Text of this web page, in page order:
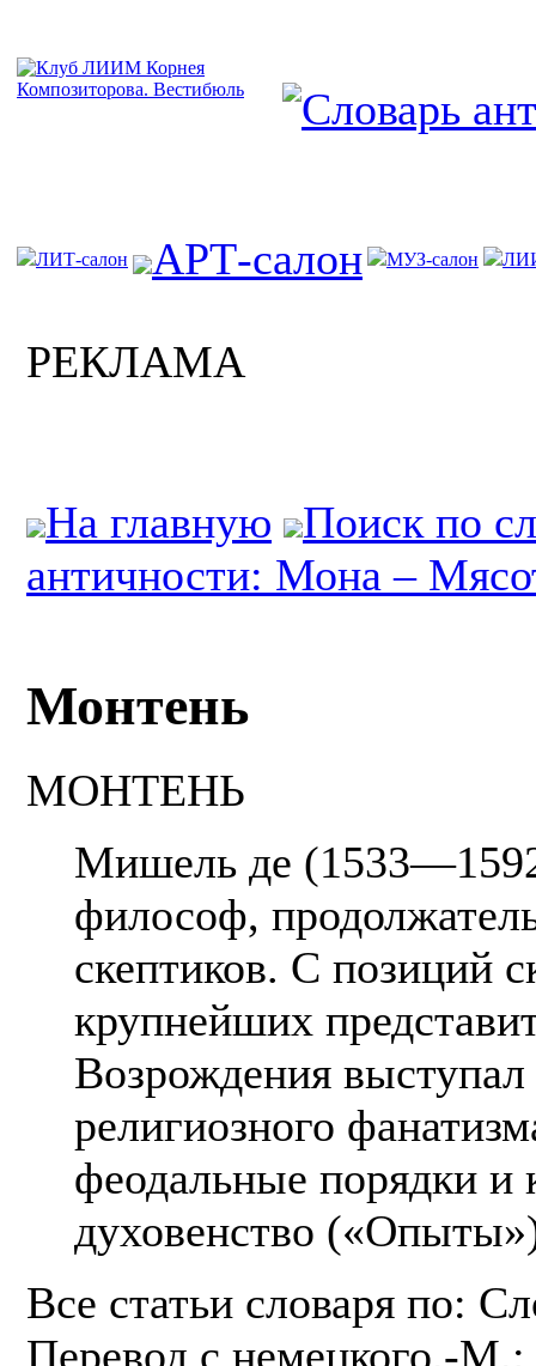
ЛИТ-салон АРТ-салон МУЗ-салон
РЕКЛАМА
На главную
Поиск по
античности: Мона –
Монтень
МОНТЕНЬ
Мишель де
философ,
скептиков. С позиций
крупнейших
Возрождения выступал
религиозного
феодальные порядки и
духовенство
Все статьи словаря по:
Перевод с немецкого.-